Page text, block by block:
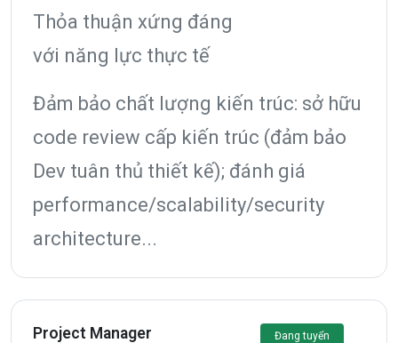
Thỏa thuận xứng đáng
với năng lực thực tế
Đảm bảo chất lượng kiến trúc: sở hữu
code review cấp kiến trúc (đảm bảo
Dev tuân thủ thiết kế); đánh giá
performance/scalability/security
architecture...
Project Manager Đang tuyển